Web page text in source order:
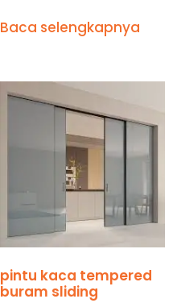
Baca selengkapnya
pintu kaca tempered
buram sliding